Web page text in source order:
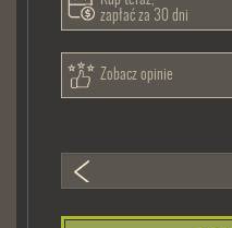
zapłać za 30 dni
Zobacz opinie